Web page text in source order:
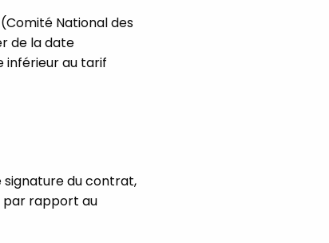
National des
de la date
inférieur au tarif
signature du contrat,
par rapport au